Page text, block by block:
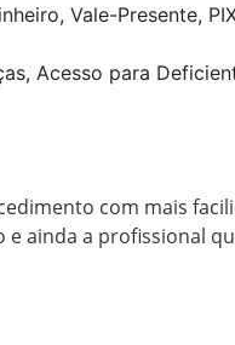
Vale-Presente,
Acesso para
com mais
ainda a profissional